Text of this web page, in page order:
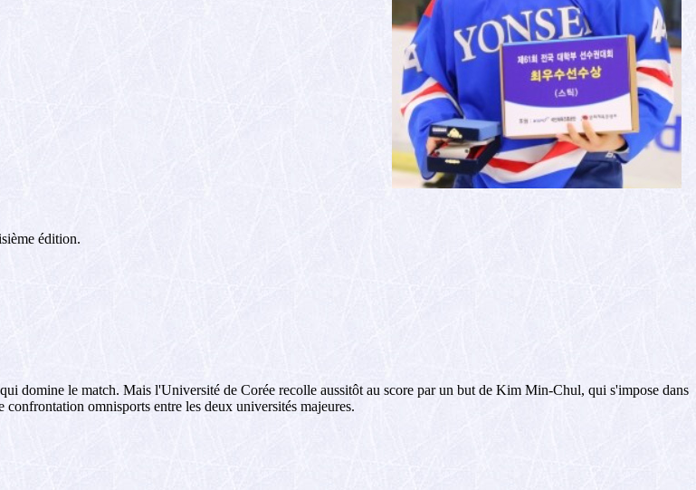
édition.
domine le match. Mais l'Université de Corée recolle aussitôt au score par un but de Kim Min-Chul, qui s'impose dans
omnisports entre les deux universités majeures.